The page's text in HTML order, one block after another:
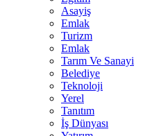
Asayiş
Emlak
Turizm
Emlak
Tarım Ve Sanayi
Belediye
Teknoloji
Yerel
Tanıtım
İş Dünyası